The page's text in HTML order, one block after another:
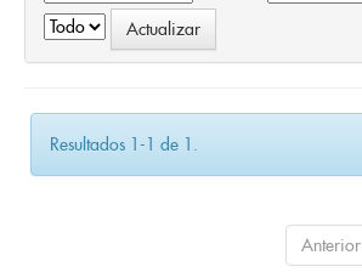
Resultados 1-1 de 1.
Anterior